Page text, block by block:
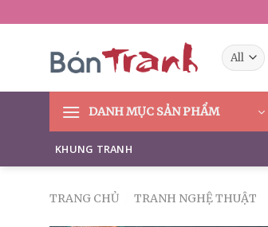
to
DANH MỤC SẢN PHẨM
KHUNG TRANH
TRANG CHỦ TRANH NGHỆ THUẬT